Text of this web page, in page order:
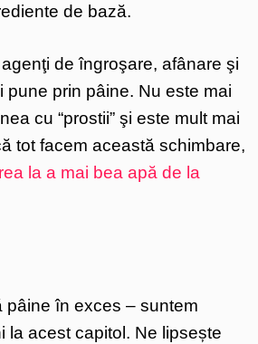
de bază.
de îngroşare, afânare şi
pune prin pâine. Nu este mai
cu “prostii” şi este mult mai
tot facem această schimbare,
la a mai bea apă de la
pâine în exces – suntem
la acest capitol. Ne lipsește